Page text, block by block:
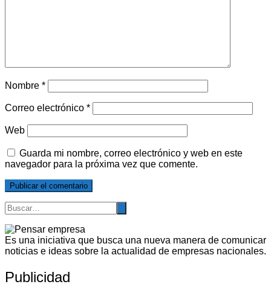
Nombre *
Correo electrónico *
Web
Guarda mi nombre, correo electrónico y web en este
navegador para la próxima vez que comente.
Es una iniciativa que busca una nueva manera de comunicar
noticias e ideas sobre la actualidad de empresas nacionales.
Publicidad